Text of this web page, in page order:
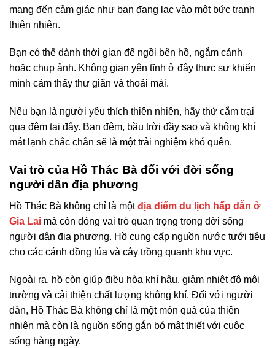
mang đến cảm giác như bạn đang lạc vào một bức tranh
thiên nhiên.
Bạn có thể dành thời gian để ngồi bên hồ, ngắm cảnh
hoặc chụp ảnh. Không gian yên tĩnh ở đây thực sự khiến
mình cảm thấy thư giãn và thoải mái.
Nếu bạn là người yêu thích thiên nhiên, hãy thử cắm trại
qua đêm tại đây. Ban đêm, bầu trời đầy sao và không khí
mát lạnh chắc chắn sẽ là một trải nghiệm khó quên.
Vai trò của Hồ Thác Bà đối với đời sống
người dân địa phương
Hồ Thác Bà không chỉ là mộtđịa điểm du lịch hấp dẫn ở
Gia Lai mà còn đóng vai trò quan trọng trong đời sống
người dân địa phương. Hồ cung cấp nguồn nước tưới tiêu
cho các cánh đồng lúa và cây trồng quanh khu vực.
Ngoài ra, hồ còn giúp điều hòa khí hậu, giảm nhiệt độ môi
trường và cải thiện chất lượng không khí. Đối với người
dân, Hồ Thác Bà không chỉ là một món quà của thiên
nhiên mà còn là nguồn sống gắn bó mật thiết với cuộc
sống hàng ngày.